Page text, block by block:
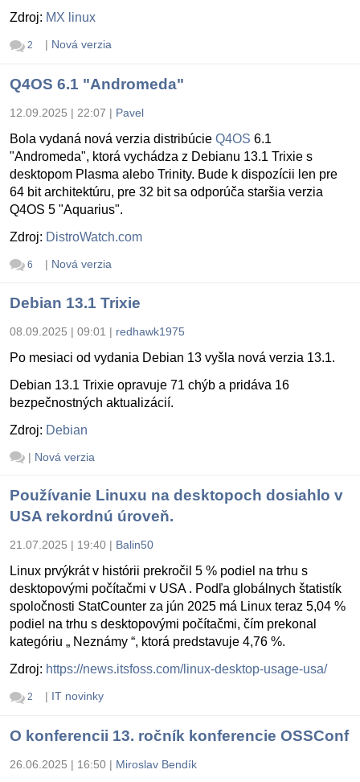
Zdroj: MX linux
2 | Nová verzia
Q4OS 6.1 "Andromeda"
12.09.2025 | 22:07 | Pavel
Bola vydaná nová verzia distribúcie Q4OS 6.1
"Andromeda", ktorá vychádza z Debianu 13.1 Trixie s
desktopom Plasma alebo Trinity. Bude k dispozícii len pre
64 bit architektúru, pre 32 bit sa odporúča staršia verzia
Q4OS 5 "Aquarius".
Zdroj: DistroWatch.com
6 | Nová verzia
Debian 13.1 Trixie
08.09.2025 | 09:01 | redhawk1975
Po mesiaci od vydania Debian 13 vyšla nová verzia 13.1.
Debian 13.1 Trixie opravuje 71 chýb a pridáva 16
bezpečnostných aktualizácií.
Zdroj: Debian
| Nová verzia
Používanie Linuxu na desktopoch dosiahlo v
USA rekordnú úroveň.
21.07.2025 | 19:40 | Balin50
Linux prvýkrát v histórii prekročil 5 % podiel na trhu s
desktopovými počítačmi v USA . Podľa globálnych štatistík
spoločnosti StatCounter za jún 2025 má Linux teraz 5,04 %
podiel na trhu s desktopovými počítačmi, čím prekonal
kategóriu „ Neznámy “, ktorá predstavuje 4,76 %.
Zdroj: https://news.itsfoss.com/linux-desktop-usage-usa/
2 | IT novinky
O konferencii 13. ročník konferencie OSSConf
26.06.2025 | 16:50 | Miroslav Bendík